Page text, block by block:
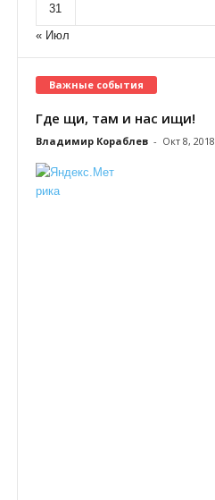
31
« Июл
Важные события
Где щи, там и нас ищи!
Владимир Кораблев - Окт 8, 2018